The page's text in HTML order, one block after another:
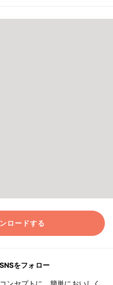
ロードする
をフォロー
ンセプトに、簡単においしく